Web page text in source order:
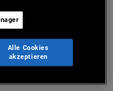
betrieblichen
PIMCO im Jahr
Alle Cookies
akzeptieren